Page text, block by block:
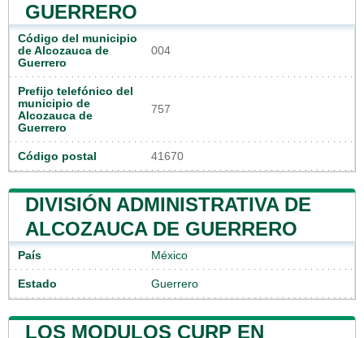
GUERRERO
Código del municipio
de Alcozauca de
Guerrero
004
Prefijo telefónico del
municipio de
Alcozauca de
Guerrero
757
Código postal 41670
DIVISIÓN ADMINISTRATIVA DE
ALCOZAUCA DE GUERRERO
País México
Estado Guerrero
LOS MODULOS CURP EN